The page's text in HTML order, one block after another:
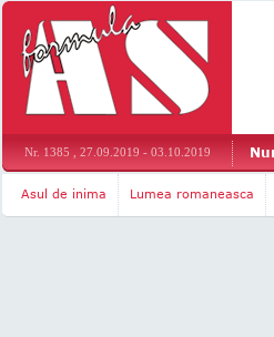
Nr. 1385 , 27.09.2019 - 03.10.2019
Asul de inima Lumea romaneasca